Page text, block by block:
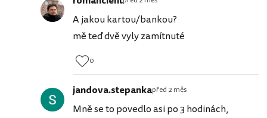
A jakou kartou/bankou?
mě teď dvě vyly zamítnuté
0
jandova.stepankapřed 2 měs
Mně se to povedlo asi po 3 hodinách,